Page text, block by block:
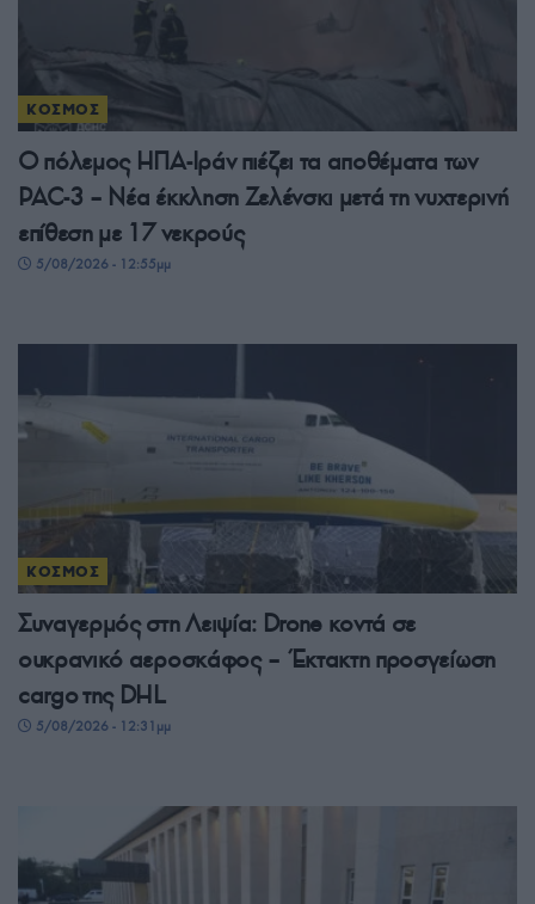
ΚΟΣΜΟΣ
Ο πόλεμος ΗΠΑ-Ιράν πιέζει τα αποθέματα των
PAC-3 – Νέα έκκληση Ζελένσκι μετά τη νυχτερινή
επίθεση με 17 νεκρούς
5/08/2026 - 12:55μμ
ΚΟΣΜΟΣ
Συναγερμός στη Λειψία: Drone κοντά σε
ουκρανικό αεροσκάφος – Έκτακτη προσγείωση
cargo της DHL
5/08/2026 - 12:31μμ